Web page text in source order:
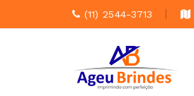
(11) 2544-3713